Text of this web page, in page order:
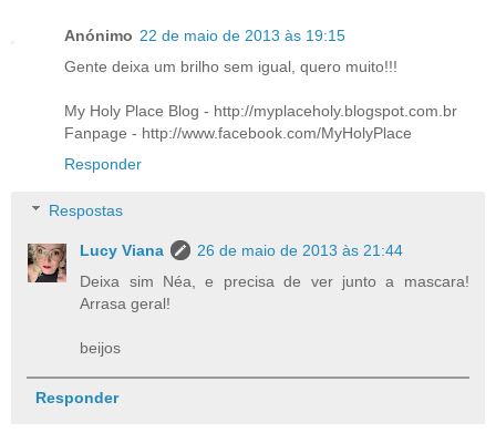
Anónimo 22 de maio de 2013 às 19:15
Gente deixa um brilho sem igual, quero muito!!!
My Holy Place Blog - http://myplaceholy.blogspot.com.br
Fanpage - http://www.facebook.com/MyHolyPlace
Responder
Respostas
Lucy Viana
26 de maio de 2013 às 21:44
Deixa sim Néa, e precisa de ver junto a mascara!
Arrasa geral!
beijos
Responder